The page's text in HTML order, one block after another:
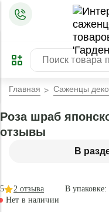
ПРЕДЗАКАЗ
ЛУЧШЕЕ
Главная Саженцы
В
Роза шраб
отзывы
В упаковке:
5 2 отзыва
Нет в наличии